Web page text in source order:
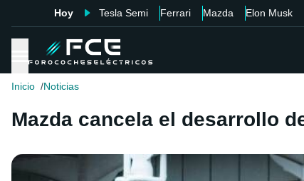
Hoy Tesla Semi Ferrari Mazda Elon Musk
Inicio Noticias
Mazda cancela el desarrollo